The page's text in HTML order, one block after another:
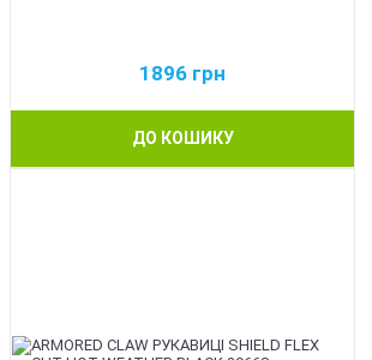
1896 грн
ДО КОШИКУ